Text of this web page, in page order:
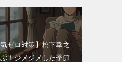
ゼロ対策】松下幸之
！ジメジメした季節